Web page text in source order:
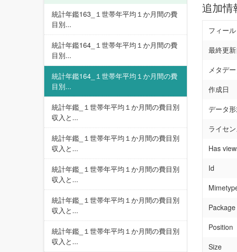
統計年鑑163_１世帯年平均１か月間の費
目別...
統計年鑑164_１世帯年平均１か月間の費
目別...
統計年鑑164_１世帯年平均１か月間の費
目別...
統計年鑑_１世帯年平均１か月間の費目別
収入と...
統計年鑑_１世帯年平均１か月間の費目別
収入と...
統計年鑑_１世帯年平均１か月間の費目別
収入と...
統計年鑑_１世帯年平均１か月間の費目別
収入と...
統計年鑑_１世帯年平均１か月間の費目別
収入と...
追加情
フィール
最終更新
メタデ
作成日
データ
ライセン
Has
Id
Package
Position
Size